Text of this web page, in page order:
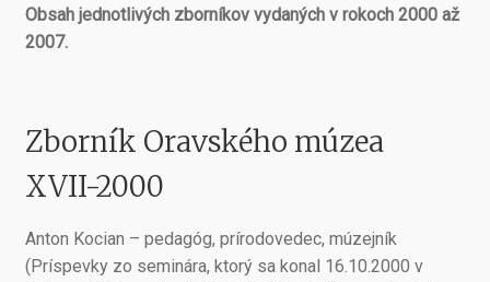
Obsah jednotlivých zborníkov vydaných v rokoch 2000 až
2007.
Zborník Oravského múzea
XVII-2000
Anton Kocian – pedagóg, prírodovedec, múzejník
(Príspevky zo seminára, ktorý sa konal 16.10.2000 v